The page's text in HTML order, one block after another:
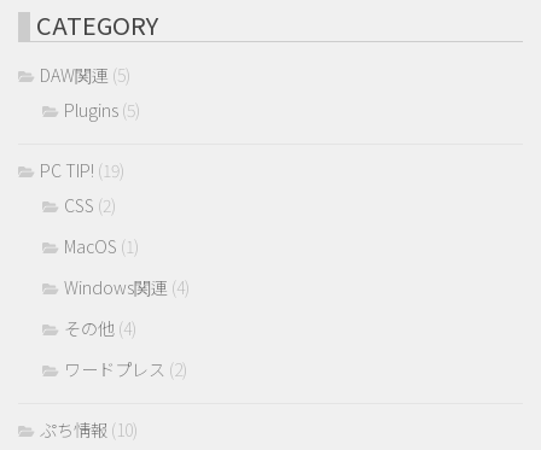
CATEGORY
DAW関連 (5)
Plugins (5)
PC TIP! (19)
CSS (2)
MacOS (1)
Windows関連 (4)
その他 (4)
ワードプレス (2)
ぷち情報 (10)